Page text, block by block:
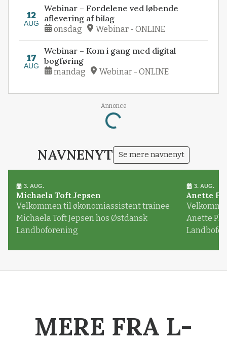
12
AUG
Webinar – Fordelene ved løbende
aflevering af bilag
onsdag Webinar - ONLINE
17
AUG
Webinar – Kom i gang med digital
bogføring
mandag Webinar - ONLINE
Annonce
Loading...
NAVNENYT Se mere navnenyt
3. AUG.
Michaela Toft Jepsen
Velkommen til økonomiassistent trainee
Michaela Toft Jepsen hos Østdansk
Landboforening
3. AUG.
Anette
Anette
MERE FRA L-